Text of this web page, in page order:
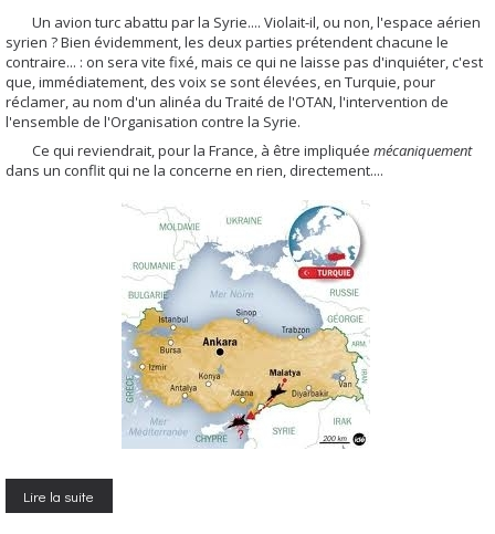
Un avion turc abattu par la Syrie.... Violait-il, ou non, l'espace aérien
syrien ? Bien évidemment, les deux parties prétendent chacune le
contraire... : on sera vite fixé, mais ce qui ne laisse pas d'inquiéter, c'est
que, immédiatement, des voix se sont élevées, en Turquie, pour
réclamer, au nom d'un alinéa du Traité de l'OTAN, l'intervention de
l'ensemble de l'Organisation contre la Syrie.
Ce qui reviendrait, pour la France, à être impliquée mécaniquement
dans un conflit qui ne la concerne en rien, directement....
Lire la suite